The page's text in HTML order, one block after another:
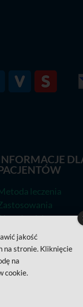
leczenia
Prasa
cookies
jakość
na stronie. Kliknięcie
na
cookie.